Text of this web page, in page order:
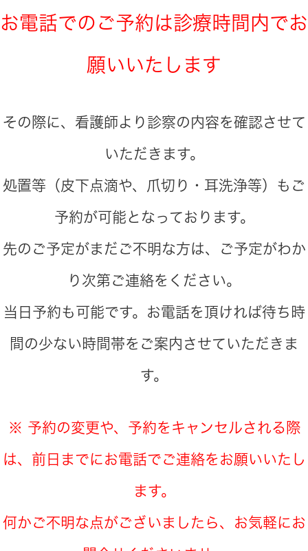
お電話でのご予約は診療時間内でお
願いいたします
その際に、看護師より診察の内容を確認させて
いただきます。
処置等（皮下点滴や、爪切り・耳洗浄等）もご
予約が可能となっております。
先のご予定がまだご不明な方は、ご予定がわか
り次第ご連絡をください。
当日予約も可能です。お電話を頂ければ待ち時
間の少ない時間帯をご案内させていただきま
す。
※ 予約の変更や、予約をキャンセルされる際
は、前日までにお電話でご連絡をお願いいたし
ます。
何かご不明な点がございましたら、お気軽にお